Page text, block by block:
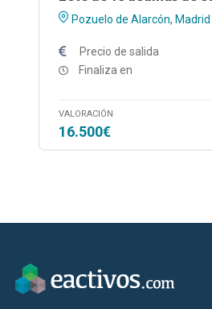
Pozuelo de Alarcón, Madrid
Precio de salida
Finaliza en
VALORACIÓN
16.500€